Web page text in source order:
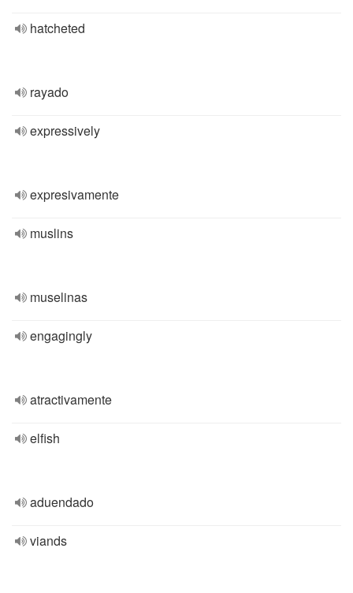
hatcheted
rayado
expressively
expresivamente
muslins
muselinas
engagingly
atractivamente
elfish
aduendado
viands